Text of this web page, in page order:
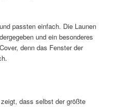
passten einfach. Die Launen
und ein besonderes
denn das Fenster der
dass selbst der größte